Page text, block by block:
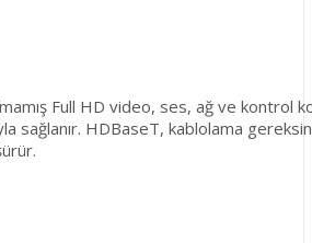
Full HD video, ses, ağ ve
sağlanır. HDBaseT, kablolama